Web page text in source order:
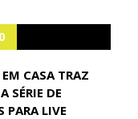
CASA TRAZ
SÉRIE DE
PARA LIVE